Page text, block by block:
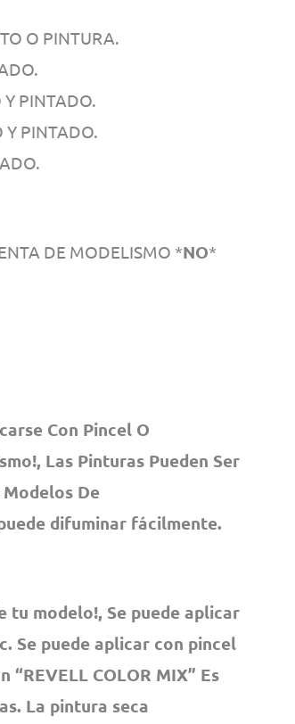
O PINTURA.
Y PINTADO.
Y PINTADO.
DE MODELISMO *NO*
Con Pincel O
Las Pinturas Pueden Ser
Modelos De
difuminar fácilmente.
tu modelo!, Se puede aplicar
Se puede aplicar con pincel
COLOR MIX” Es
La pintura seca